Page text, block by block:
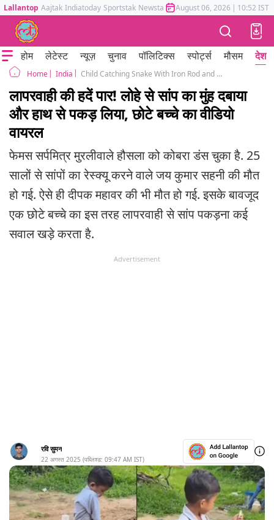
Lallantop Aajtak Indiatoday Sportstak Newstak Mumbai Tak Astrotak
August 06, 2026 | 10:52 IST
होम लेटेस्ट न्यूज़ चुनाव पॉलिटिक्स स्पोर्ट्स मौसम देश
Home India Child Catching Snake With Iron Rod and Hand Shocking Video Viral
लापरवाही की हदें पार! लोहे से सांप का मुंह दबाया
और हाथ से पकड़ लिया, छोटे बच्चे का वीडियो
वायरल
फेमस सर्पमित्र मुरलीवाले हौसला को कोबरा डंस चुका है. 25
सालों से सांपों का रेस्क्यू करने वाले जय कुमार सहनी की मौत
हो गई. ऐसे ही दीपक महावर की भी मौत हो गई. इसके बावजूद
एक छोटे बच्चे का इस तरह लापरवाही से सांप पकड़ना कई
सवाल खड़े करता है.
Advertisement
रवि सुमन
22 अगस्त 2025 (पब्लिश्ड: 09:47 AM IST)